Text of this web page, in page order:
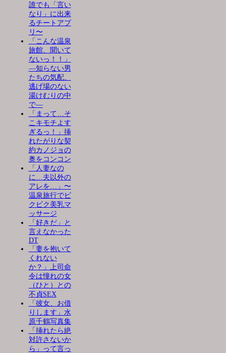
誰でも「言い
なり」に出来
るチートアプ
リ〜
「こんな温泉
旅館、聞いて
ないっ！！」
―知らない男
たちの気配、
逃げ場のない
湯けむりの中
で―
「まって…そ
こキモチよす
ぎるっ！」挿
れたがりな契
約カノジョの
奥をコンコン
「人妻なの
に…夫以外の
アレを…」〜
温泉旅行でビ
クビク美乳マ
ッサージ
「好きだ」と
言えなかった
DT
「妻を抱いて
くれない
か？」上司命
令は憧れの女
（ひと）との
不貞SEX
「彼女、お借
りします」水
原千鶴写真集
「挿れたら絶
対許さないか
ら」って言っ